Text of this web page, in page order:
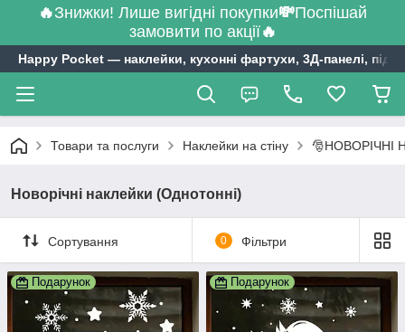
🔥Знижки! Лише вигідні покупки💸Поспішай
замовити по акції🔥
Happy Pocket ― наклейки, кухонні фартухи, 3Д-панелі,
Товари та послуги Наклейки на стіну 🎅НОВОРІЧНІ
Новорічні наклейки (Однотонні)
Сортування 0 Фільтри
Подарунок Подарунок